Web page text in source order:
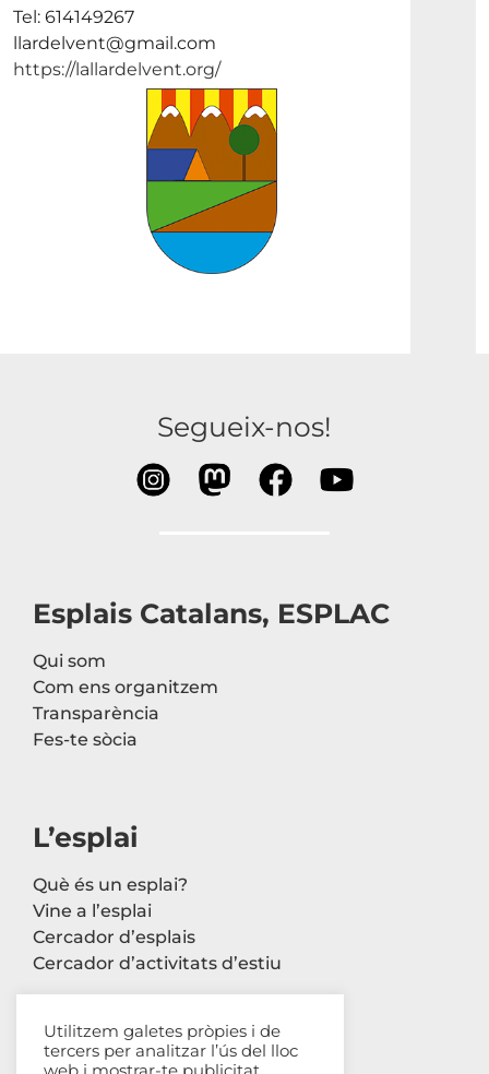
Tel: 614149267
llardelvent@gmail.com
https://lallardelvent.org/
Segueix-nos!
Esplais Catalans, ESPLAC
Qui som
Com ens organitzem
Transparència
Fes-te sòcia
L’esplai
Què és un esplai?
Vine a l’esplai
Cercador d’esplais
Cercador d’activitats d’estiu
Contacte
Utilitzem galetes pròpies i de
tercers per analitzar l’ús del lloc